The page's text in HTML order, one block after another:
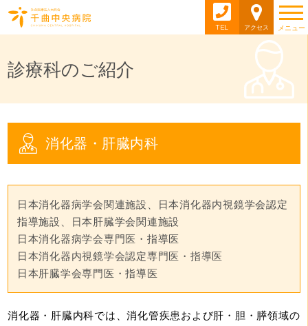
TEL アクセス メニュー
診療科のご紹介
消化器・肝臓内科
日本消化器病学会関連施設、日本消化器内視鏡学会認定
指導施設、日本肝臓学会関連施設
日本消化器病学会専門医・指導医
日本消化器内視鏡学会認定専門医・指導医
日本肝臓学会専門医・指導医
消化器・肝臓内科では、消化管疾患および肝・胆・膵領域の